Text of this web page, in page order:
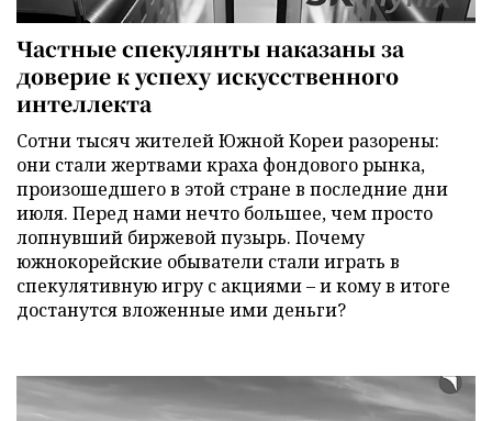
Частные спекулянты наказаны за
доверие к успеху искусственного
интеллекта
Сотни тысяч жителей Южной Кореи разорены:
они стали жертвами краха фондового рынка,
произошедшего в этой стране в последние дни
июля. Перед нами нечто большее, чем просто
лопнувший биржевой пузырь. Почему
южнокорейские обыватели стали играть в
спекулятивную игру с акциями – и кому в итоге
достанутся вложенные ими деньги?